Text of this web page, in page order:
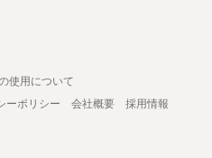
使用について
ーポリシー 会社概要
採用情報